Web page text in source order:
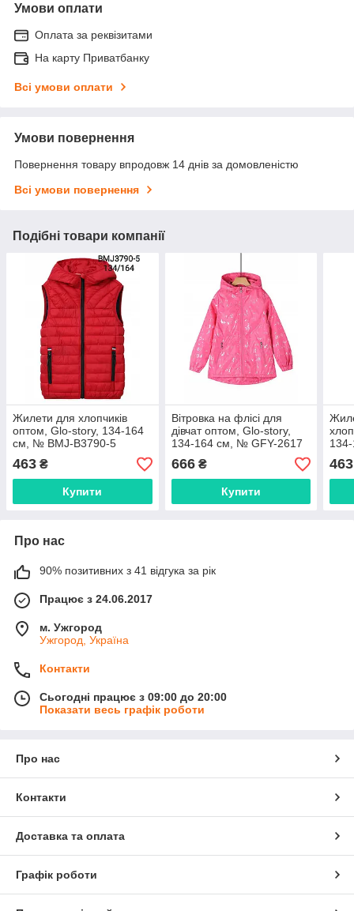
Умови оплати
Оплата за реквізитами
На карту Приватбанку
Всі умови оплати
Умови повернення
Повернення товару впродовж 14 днів за домовленістю
Всі умови повернення
Подібні товари компанії
Жилети для хлопчиків
оптом, Glo-story, 134-164
см, № BMJ-B3790-5
463 ₴
Купити
Вітровка на флісі для
дівчат оптом, Glo-story,
134-164 см, № GFY-2617
666₴
Купити
463
Про нас
90% позитивних з 41 відгука за рік
Працює з 24.06.2017
м. Ужгород
Ужгород, Україна
Контакти
Сьогодні працює з 09:00 до 20:00
Показати весь графік роботи
Про нас
Контакти
Доставка та оплата
Графік роботи